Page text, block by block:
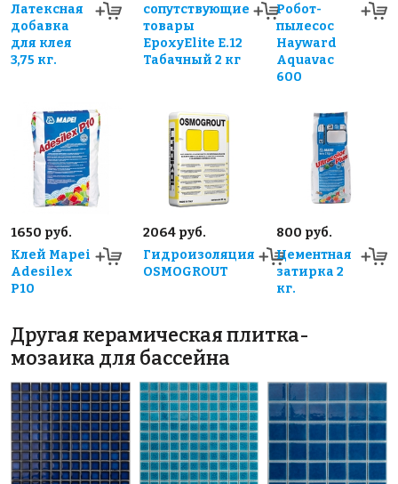
Латексная
добавка
для клея
3,75 кг.
сопутствующие
товары
EpoxyElite E.12
Табачный 2 кг
Робот-
пылесос
Hayward
Aquavac
600
1650 руб.
Клей Mapei
Adesilex
P10
2064 руб.
Гидроизоляция
OSMOGROUT
800 руб.
Цементная
затирка 2
кг.
Другая керамическая плитка-
мозаика для бассейна